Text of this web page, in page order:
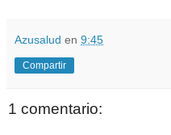
Azusalud en 9:45
Compartir
1 comentario: